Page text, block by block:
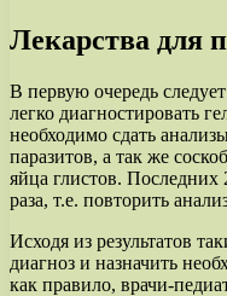
Лекарства для
В первую очередь
легко диагностировать
необходимо сдать
паразитов, а так же
яйца глистов.
раза, т.е. повторить
Исходя из результатов
диагноз и назначить
как правило, врачи-